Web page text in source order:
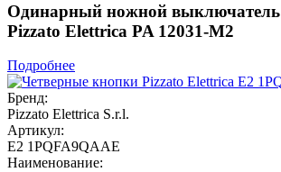
Одинарный ножной
Pizzato Elettrica PA 12031-M2
Подробнее
Бренд:
Pizzato Elettrica S.r.l.
Артикул:
E2 1PQFA9QAAE
Наименование: